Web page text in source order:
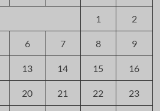
1 2
6 7 8 9
13 14 15 16
20 21 22 23